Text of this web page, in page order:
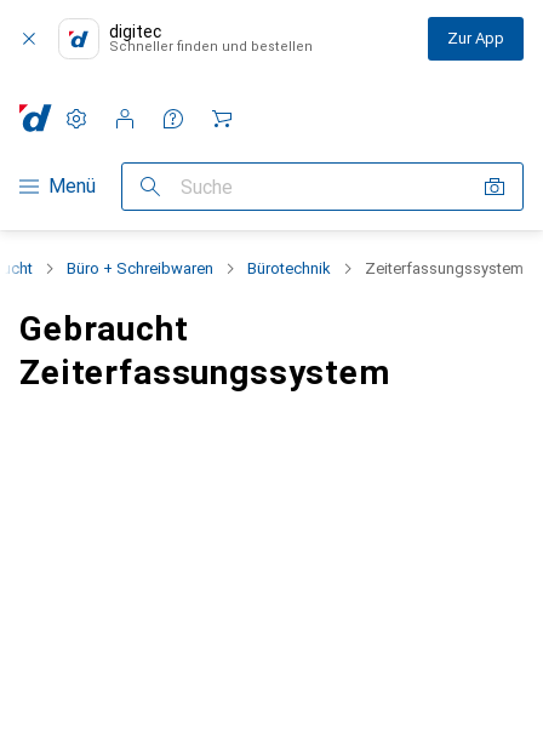
digitec
Schneller finden und bestellen Zur App
Navigation nach Kategorien
Menü Suche
Einstellungen
Kundenkonto
Vergleichslisten
Merklisten
Warenkorb
Büro + Schreibwaren Bürotechnik Zeiterfassungssystem
Gebraucht
Zeiterfassungssystem